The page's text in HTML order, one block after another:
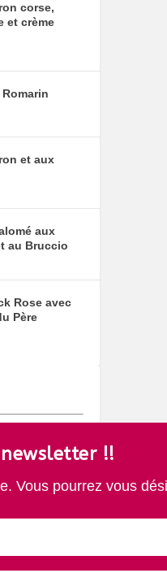
corse,
et crème
et aux
aux
au Bruccio
Rose avec
Père
!!
Vous pourrez vous